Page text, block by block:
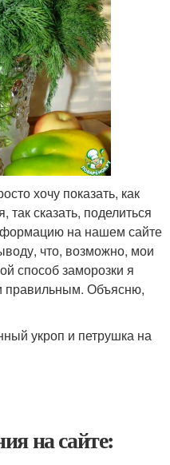
хочу показать, как
сказать, поделиться
на нашем сайте
что, возможно, мои
способ заморозки я
Объясню,
укроп и петрушка на
на сайте: